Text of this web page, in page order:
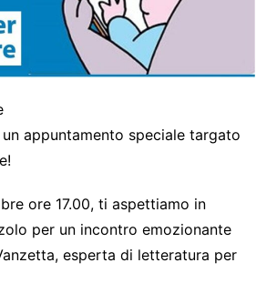
appuntamento speciale targato
ore 17.00, ti aspettiamo in
per un incontro emozionante
esperta di letteratura per